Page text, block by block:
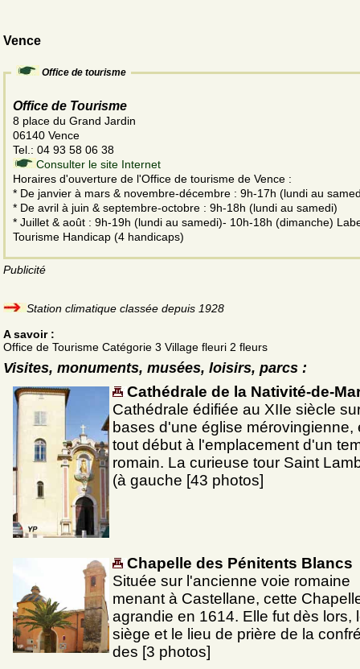
Vence
Office de tourisme
Office de Tourisme
8 place du Grand Jardin
06140 Vence
Tel.: 04 93 58 06 38
Consulter le site Internet
Horaires d'ouverture de l'Office de tourisme de Vence :
* De janvier à mars & novembre-décembre : 9h-17h (lundi au
* De avril à juin & septembre-octobre : 9h-18h (lundi au samedi)
* Juillet & août : 9h-19h (lundi au samedi)- 10h-18h (dimanche)
Tourisme Handicap (4 handicaps)
Publicité
Station climatique classée depuis 1928
A savoir :
Office de Tourisme Catégorie 3 Village fleuri 2 fleurs
Visites, monuments, musées, loisirs, parcs :
Cathédrale de la Nativité-de-
Cathédrale édifiée au XIIe siècle
bases d'une église mérovingienne,
tout début à l'emplacement d'un
romain. La curieuse tour Saint
(à gauche [43 photos]
Chapelle des Pénitents Blancs
Située sur l'ancienne voie romaine
menant à Castellane, cette
agrandie en 1614. Elle fut dès lors,
siège et le lieu de prière de la
des [3 photos]